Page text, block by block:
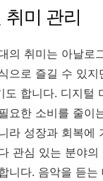
취미 관리
의 취미는 아날로
으로 즐길 수 있
도 합니다. 디지털
요한 소비를 줄이
라 성장과 회복에
관심 있는 분야
니다. 음악을 듣